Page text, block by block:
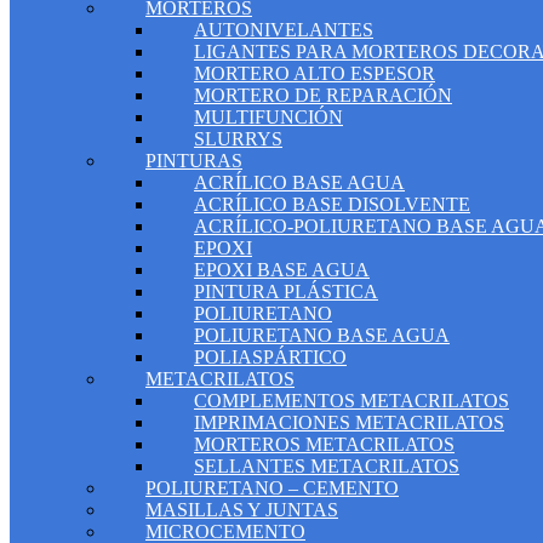
MORTEROS
AUTONIVELANTES
LIGANTES PARA MORTEROS
MORTERO ALTO ESPESOR
MORTERO DE REPARACIÓN
MULTIFUNCIÓN
SLURRYS
PINTURAS
ACRÍLICO BASE AGUA
ACRÍLICO BASE DISOLVENTE
ACRÍLICO-POLIURETANO BASE
EPOXI
EPOXI BASE AGUA
PINTURA PLÁSTICA
POLIURETANO
POLIURETANO BASE AGUA
POLIASPÁRTICO
METACRILATOS
COMPLEMENTOS METACRILATOS
IMPRIMACIONES METACRILATOS
MORTEROS METACRILATOS
SELLANTES METACRILATOS
POLIURETANO – CEMENTO
MASILLAS Y JUNTAS
MICROCEMENTO